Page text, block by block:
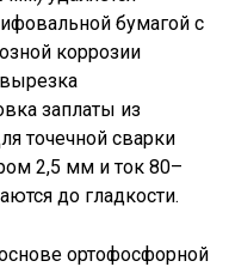
бумагой с
коррозии
заплаты из
точечной сварки
2,5 мм и ток 80–
до гладкости.
ортофосфорной